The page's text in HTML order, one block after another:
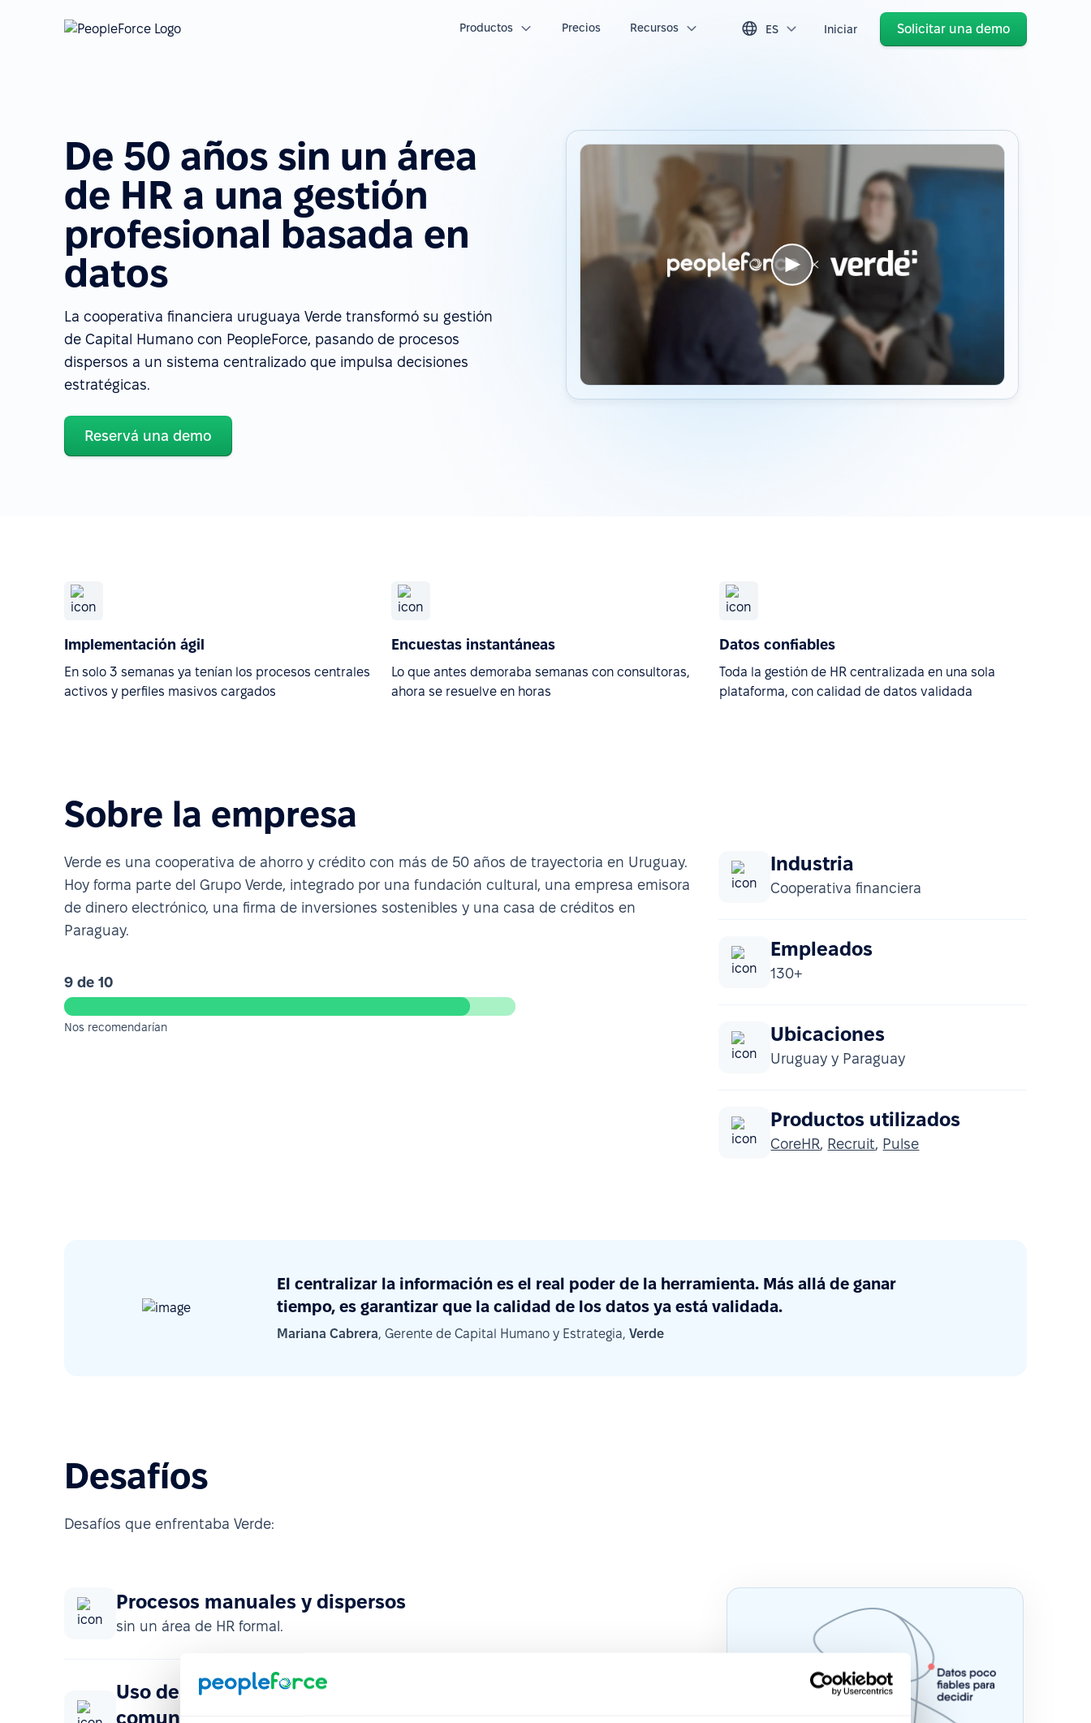
Productos Precios Recursos ES Iniciar Solicitar una demo
De 50 años sin un área
de HR a una gestión
profesional basada en
datos
La cooperativa financiera uruguaya Verde transformó su gestión
de Capital Humano con PeopleForce, pasando de procesos
dispersos a un sistema centralizado que impulsa decisiones
estratégicas.
Reservá una demo
Implementación ágil
En solo 3 semanas ya tenían los procesos centrales
activos y perfiles masivos cargados
Encuestas instantáneas
Lo que antes demoraba semanas con consultoras,
ahora se resuelve en horas
Datos confiables
Toda la gestión de HR centralizada en una sola
plataforma, con calidad de datos validada
Sobre la empresa
Verde es una cooperativa de ahorro y crédito con más de 50 años de trayectoria en Uruguay.
Hoy forma parte del Grupo Verde, integrado por una fundación cultural, una empresa emisora
de dinero electrónico, una firma de inversiones sostenibles y una casa de créditos en
Paraguay.
9 de 10
Nos recomendarían
Industria
Cooperativa financiera
Empleados
130+
Ubicaciones
Uruguay y Paraguay
Productos utilizados
CoreHR, Recruit, Pulse
El centralizar la información es el real poder de la herramienta. Más allá de ganar
tiempo, es garantizar que la calidad de los datos ya está validada.
Mariana Cabrera, Gerente de Capital Humano y Estrategia, Verde
Desafíos
Desafíos que enfrentaba Verde:
Procesos manuales y dispersos
sin un área de HR formal.
Uso de una herramienta enfocada solo en
comunicación,